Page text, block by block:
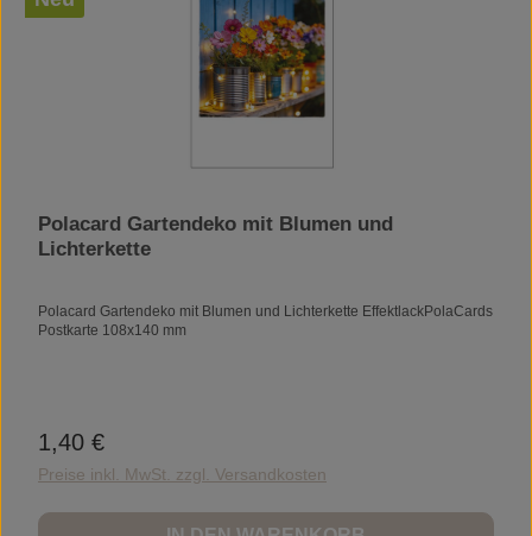
Polacard Gartendeko mit Blumen und
Lichterkette
Polacard Gartendeko mit Blumen und Lichterkette EffektlackPolaCards
Postkarte 108x140 mm
Regulärer Preis:
1,40 €
Preise inkl. MwSt. zzgl. Versandkosten